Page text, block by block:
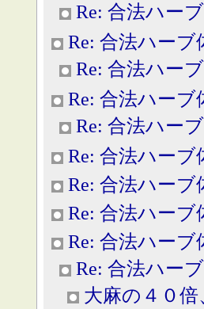
Re: 合法ハー
Re: 合法ハーブ
Re: 合法ハー
Re: 合法ハーブ
Re: 合法ハー
Re: 合法ハーブ
Re: 合法ハーブ
Re: 合法ハーブ
Re: 合法ハーブ
Re: 合法ハー
大麻の４０